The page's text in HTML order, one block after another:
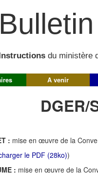
Instructions du ministère
A venir
DGER/
: mise en œuvre de la
le PDF (28ko))
: mise en œuvre de la